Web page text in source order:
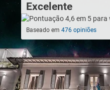
Excelente
Baseado em476 opiniões